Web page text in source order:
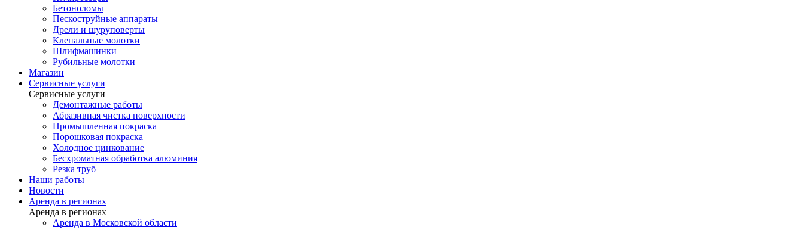
Бетоноломы
Пескоструйные аппараты
Дрели и шуруповерты
Клепальные молотки
Шлифмашинки
Рубильные молотки
Магазин
Сервисные услуги
Сервисные услуги
Демонтажные работы
Абразивная чистка поверхности
Промышленная покраска
Порошковая покраска
Холодное цинкование
Бесхроматная обработка алюминия
Резка труб
Наши работы
Новости
Аренда в регионах
Аренда в регионах
Аренда в Московской области